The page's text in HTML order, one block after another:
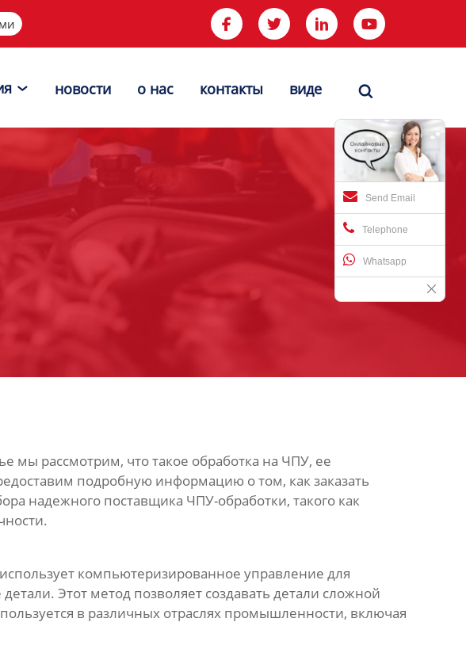
   
 новости о нас контакты виде 
Send Email
Telephone
Whatsapp
мы рассмотрим, что такое обработка на ЧПУ, ее
подробную информацию о том, как заказать
надежного поставщика ЧПУ-обработки, такого как
компьютеризированное управление для
Этот метод позволяет создавать детали сложной
в различных отраслях промышленности, включая